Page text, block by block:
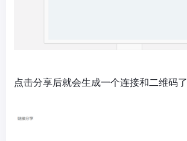
点击分享后就会生成一个连接和二维码了